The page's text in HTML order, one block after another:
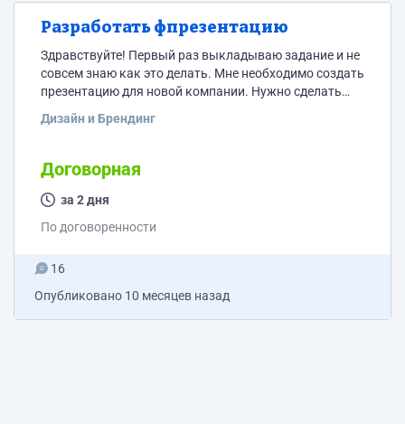
Разработать фпрезентацию
Здравствуйте! Первый раз выкладываю задание и не
совсем знаю как это делать. Мне необходимо создать
презентацию для новой компании. Нужно сделать
уже думаю лучше пришлю исполнителю. Пишите
сжатый, так что нужно сделать максимально быстро.
Дизайн и Брендинг
Договорная
за 2 дня
По договоренности
16
Опубликовано 10 месяцев назад